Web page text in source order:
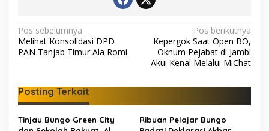
N
a
i
g
a
Pos sebelumnya
Melihat Konsolidasi DPD
PAN Tanjab Timur Ala Romi
Pos berikutnya
Kepergok Saat Open BO,
Oknum Pejabat di Jambi
Akui Kenal Melalui MiChat
Posting Terkait
Tinjau Bungo Green City
Ribuan Pelajar Bungo